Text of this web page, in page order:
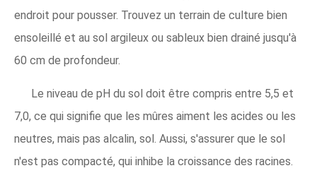
endroit pour pousser. Trouvez un terrain de culture bien
ensoleillé et au sol argileux ou sableux bien drainé jusqu'à
60 cm de profondeur.
Le niveau de pH du sol doit être compris entre 5,5 et
7,0, ce qui signifie que les mûres aiment les acides ou les
neutres, mais pas alcalin, sol. Aussi, s'assurer que le sol
n'est pas compacté, qui inhibe la croissance des racines.